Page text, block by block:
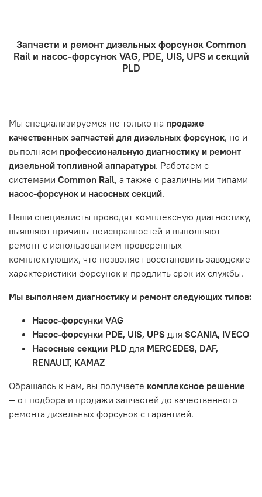
- Оформление заказа
Проверьте правильность ввода информации: позиции
курьерская служба.
- Отправка по России и СНГ транспортной компанией,
ремонтом, подразумевается, что ваш автомобиль
находится в хорошем состоянии и что вы, как клиент,
знакомы с основными правилами обслуживания и
неисправности, вызванные нарушением правил
обслуживания или эксплуатации автомобиля. Если у вас
возникнут проблемы с отремонтированной системой,
мы обязательно разберемся в ситуации и предложим
решение. Однако если проблема вызвана одним из
перечисленных выше факторов, мы не сможем
Гарантия не распространяется на следующие случаи:
Истек гарантийный срок.
Товар является расходным материалом, который
тормозные колодки, диски сцепления, свечи зажигания
Неисправности вызваны ДТП, неправильной установкой
или чрезмерным износом.
Неисправность топливной системы или системы
впуска/выпуска.
Запчасти и ремонт дизельных форсунок Common
Rail и насос-форсунок VAG, PDE, UIS, UPS и секций
PLD
Мы специализируемся не только на продаже
качественных запчастей для дизельных форсунок, но и
выполняем профессиональную диагностику и ремонт
дизельной топливной аппаратуры. Работаем с
системами Common Rail, а также с различными типами
насос-форсунок и насосных секций.
Наши специалисты проводят комплексную диагностику,
выявляют причины неисправностей и выполняют
ремонт с использованием проверенных
комплектующих, что позволяет восстановить заводские
характеристики форсунок и продлить срок их службы.
Мы выполняем диагностику и ремонт следующих типов:
Насос-форсунки VAG
Насос-форсунки PDE, UIS, UPS для SCANIA, IVECO
Насосные секции PLD для MERCEDES, DAF,
RENAULT, KAMAZ
Обращаясь к нам, вы получаете комплексное решение
— от подбора и продажи запчастей до качественного
ремонта дизельных форсунок с гарантией.